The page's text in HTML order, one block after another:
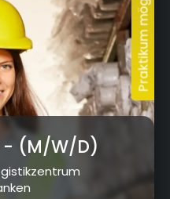
- (M/W/D)